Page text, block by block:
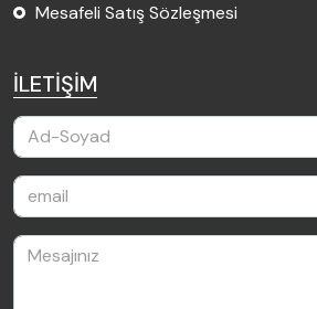
Mesafeli Satış Sözleşmesi
İLETİŞİM